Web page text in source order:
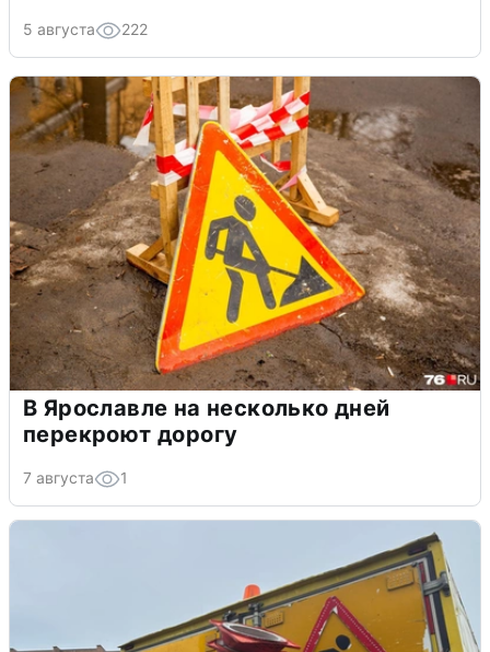
5 августа 222
В Ярославле на несколько дней
перекроют дорогу
7 августа 1